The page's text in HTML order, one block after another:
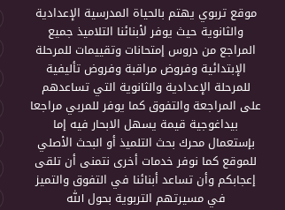
موقع تربوي يهتم بالحياة المدرسية الإعدادية
والثانوية حيث يوفر لأبنائنا التلاميذ جميع
المراجع من دروس إمتحانات وتقييمات للمرحلة
الإبتدائية وفروض مراقبة وفروض تأليفية
للمرحلة الإعدادية والثانوية التي تساعدهم
على المراجعة والتفوق كما يوفر للمربي مراجعا
بيداغوجية قيمة يسهل الابحار فيه إما
بإستعمال محرك بحث التلميذ أو البحث الأصلي
للموقع كما نوفر خدمات أخرى نتمنى أن تلقى
إعجابكم وأن تساعد أبنائنا في التفوق والتميز
في مسيرتهم التربوية بحول الله